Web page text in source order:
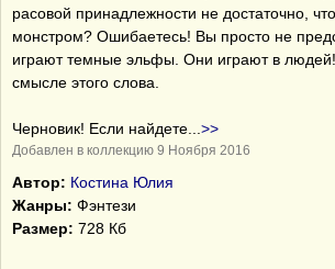
расовой принадлежности не достаточно,
монстром? Ошибаетесь! Вы просто не
играют темные эльфы. Они играют в
смысле этого слова.
Черновик! Если найдете >>
Добавлен в коллекцию 9 Ноября 2016
Автор: Костина Юлия
Жанры: Фэнтези
Размер: 728 Кб